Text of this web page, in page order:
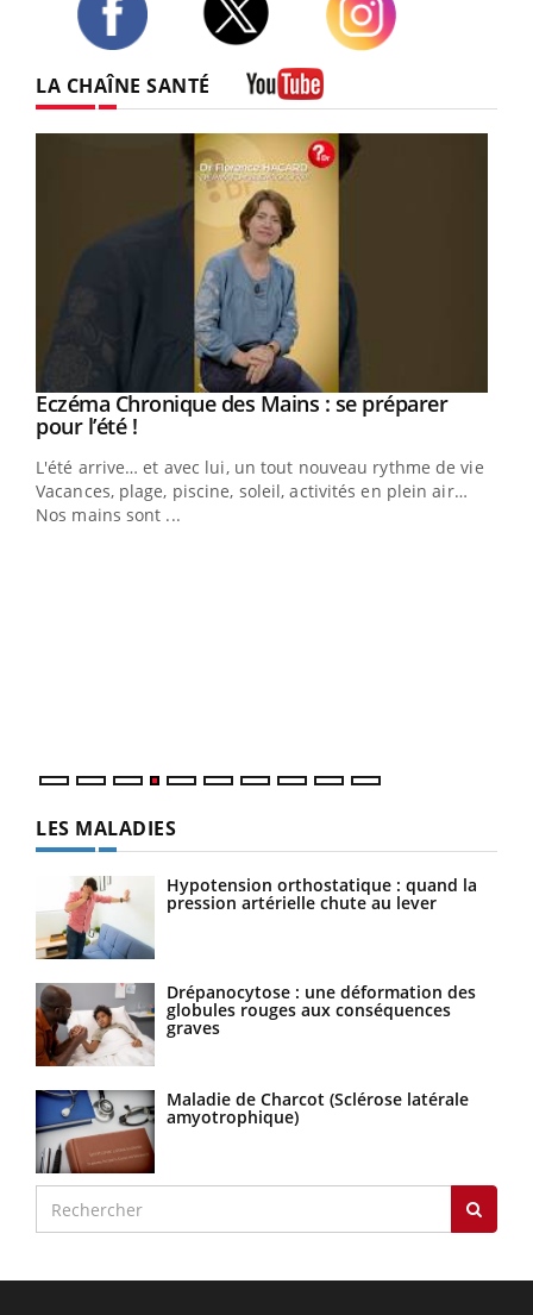
LA CHAÎNE SANTÉ
Youtube
Eczéma Chronique des Mains : se préparer
pour l’été !Youtube
L'été arrive… et avec lui, un tout nouveau rythme de vie !
Vacances, plage, piscine, soleil, activités en plein air…
Nos mains sont ...
LES MALADIES
Hypotension orthostatique : quand la
pression artérielle chute au lever
Drépanocytose : une déformation des
globules rouges aux conséquences
graves
Maladie de Charcot (Sclérose latérale
amyotrophique)